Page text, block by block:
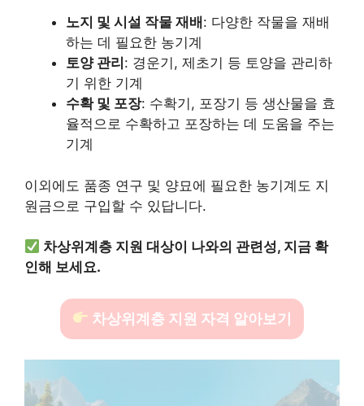
노지 및 시설 작물 재배 : 다양한 작물을 재배
하는 데 필요한 농기계
토양 관리 : 경운기, 제초기 등 토양을 관리하
기 위한 기계
수확 및 포장: 수확기, 포장기 등 생산물을 효
율적으로 수확하고 포장하는 데 도움을 주는
기계
이외에도 품종 연구 및 양묘에 필요한 농기계도 지
원금으로 구입할 수 있답니다.
차상위계층 지원 대상이 나와의 관련성, 지금 확
인해 보세요.
차상위계층 지원 자격 알아보기